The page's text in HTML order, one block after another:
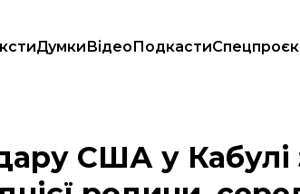
ДумкиВідеоПодкасти
членів однієї родини, серед них шестеро дітей
США у Кабулі